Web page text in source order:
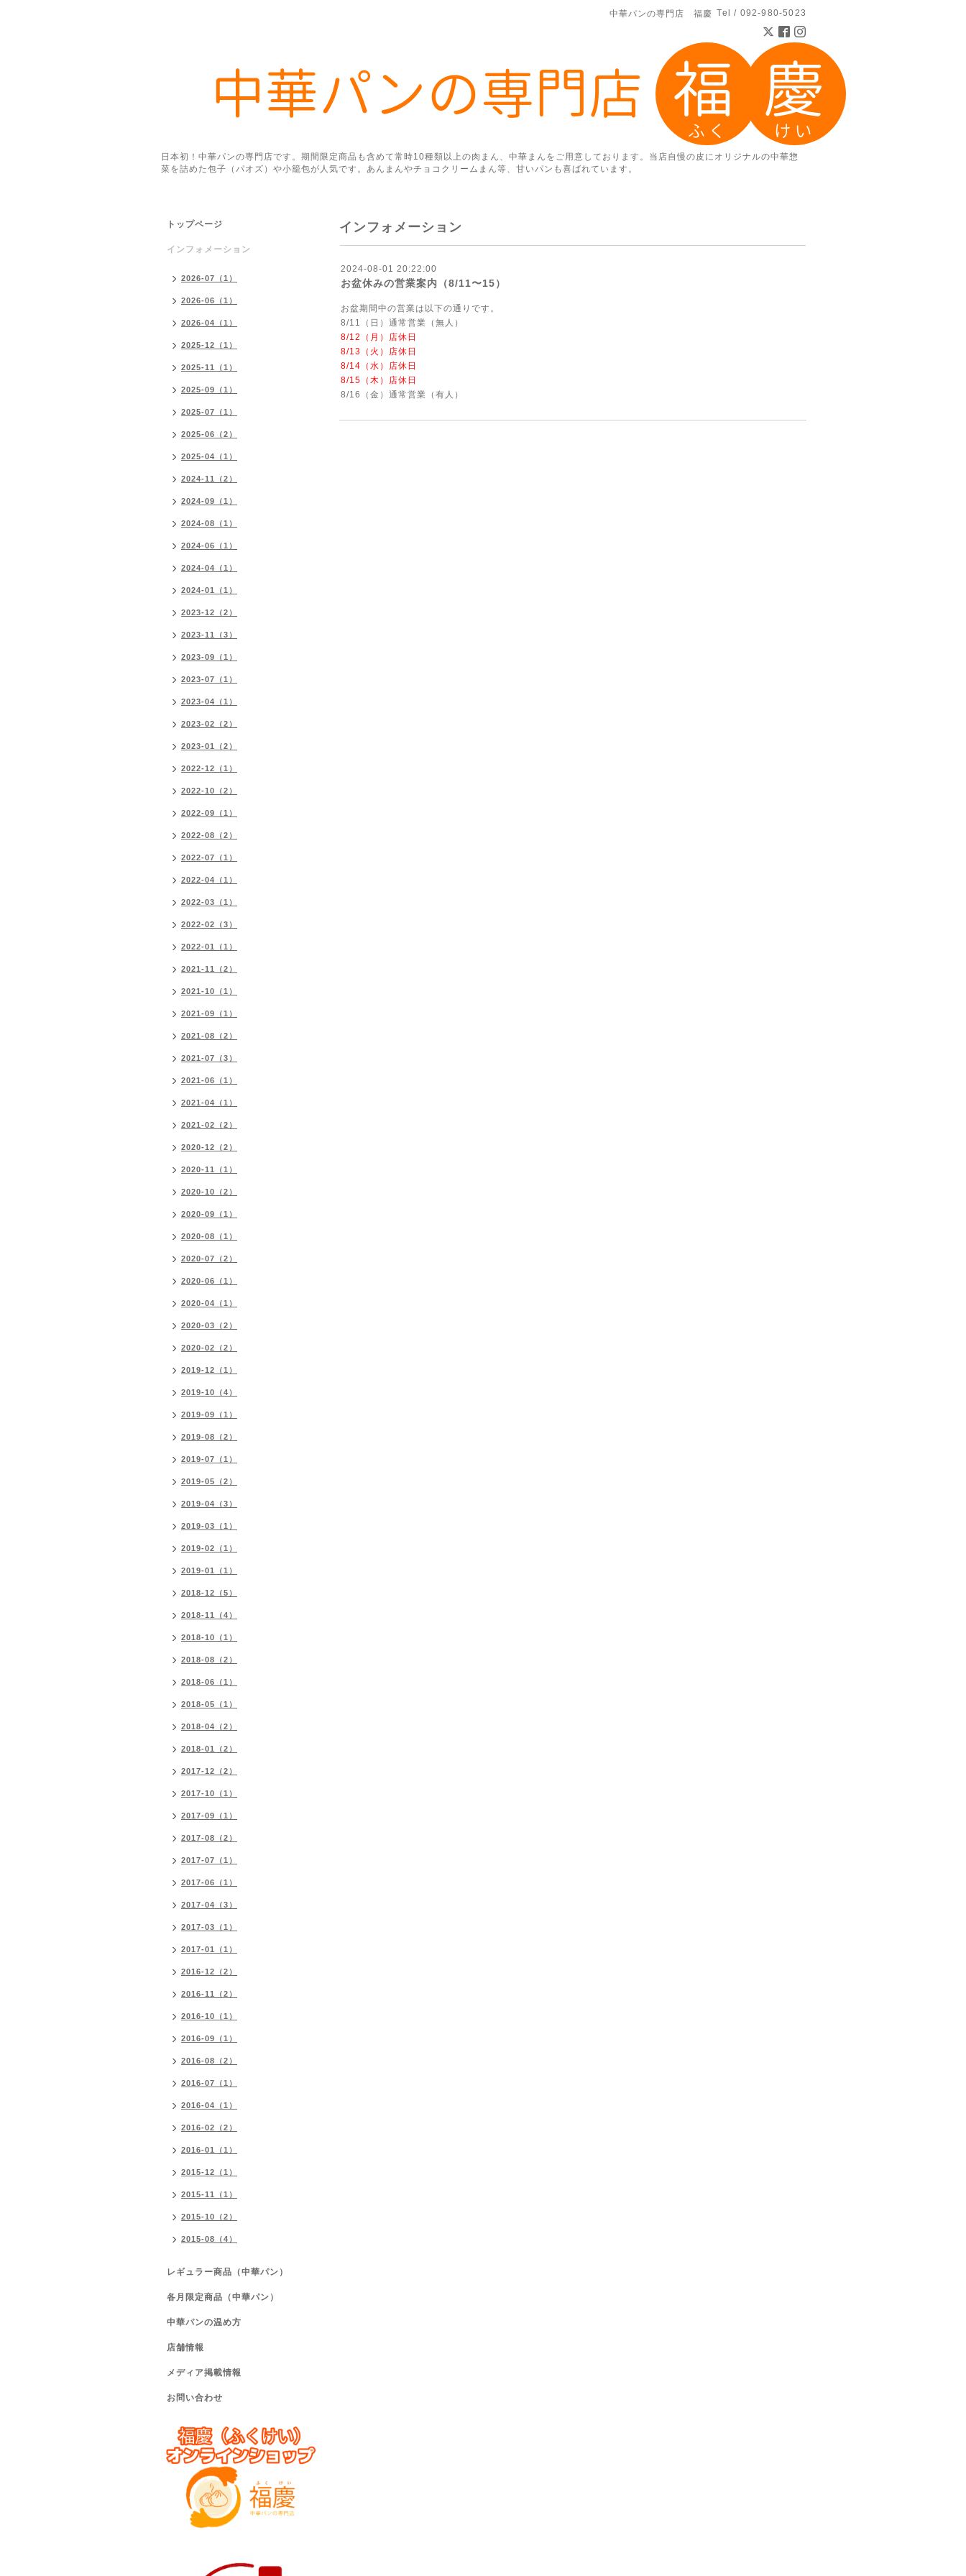
中華パンの専門店 福慶 Tel / 092-980-5023
日本初！中華パンの専門店です。期間限定商品も含めて常時10種類以上の肉まん、中華まんをご用意しております。当店自慢の皮にオリジナルの中華惣
菜を詰めた包子（パオズ）や小籠包が人気です。あんまんやチョコクリームまん等、甘いパンも喜ばれています。
インフォメーション
2024-08-01 20:22:00
お盆休みの営業案内（8/11〜15）
お盆期間中の営業は以下の通りです。
8/11（日）通常営業（無人）
8/12（月）店休日
8/13（火）店休日
8/14（水）店休日
8/15（木）店休日
8/16（金）通常営業（有人）
トップページ
インフォメーション
2026-07（1）
2026-06（1）
2026-04（1）
2025-12（1）
2025-11（1）
2025-09（1）
2025-07（1）
2025-06（2）
2025-04（1）
2024-11（2）
2024-09（1）
2024-08（1）
2024-06（1）
2024-04（1）
2024-01（1）
2023-12（2）
2023-11（3）
2023-09（1）
2023-07（1）
2023-04（1）
2023-02（2）
2023-01（2）
2022-12（1）
2022-10（2）
2022-09（1）
2022-08（2）
2022-07（1）
2022-04（1）
2022-03（1）
2022-02（3）
2022-01（1）
2021-11（2）
2021-10（1）
2021-09（1）
2021-08（2）
2021-07（3）
2021-06（1）
2021-04（1）
2021-02（2）
2020-12（2）
2020-11（1）
2020-10（2）
2020-09（1）
2020-08（1）
2020-07（2）
2020-06（1）
2020-04（1）
2020-03（2）
2020-02（2）
2019-12（1）
2019-10（4）
2019-09（1）
2019-08（2）
2019-07（1）
2019-05（2）
2019-04（3）
2019-03（1）
2019-02（1）
2019-01（1）
2018-12（5）
2018-11（4）
2018-10（1）
2018-08（2）
2018-06（1）
2018-05（1）
2018-04（2）
2018-01（2）
2017-12（2）
2017-10（1）
2017-09（1）
2017-08（2）
2017-07（1）
2017-06（1）
2017-04（3）
2017-03（1）
2017-01（1）
2016-12（2）
2016-11（2）
2016-10（1）
2016-09（1）
2016-08（2）
2016-07（1）
2016-04（1）
2016-02（2）
2016-01（1）
2015-12（1）
2015-11（1）
2015-10（2）
2015-08（4）
レギュラー商品（中華パン）
各月限定商品（中華パン）
中華パンの温め方
店舗情報
メディア掲載情報
お問い合わせ